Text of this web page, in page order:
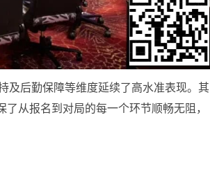
及后勤保障等维度延续了高水准表现。其
从报名到对局的每一个环节顺畅无阻，